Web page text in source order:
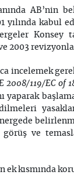
AB’nin
yılında kabul
2003
incelemek
2008/119/EC
yaparak
ve
ek kısmında